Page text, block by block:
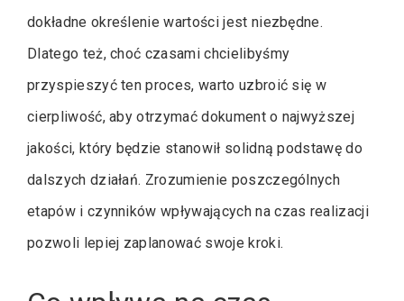
dokładne określenie wartości jest niezbędne.
Dlatego też, choć czasami chcielibyśmy
przyspieszyć ten proces, warto uzbroić się w
cierpliwość, aby otrzymać dokument o najwyższej
jakości, który będzie stanowił solidną podstawę do
dalszych działań. Zrozumienie poszczególnych
etapów i czynników wpływających na czas realizacji
pozwoli lepiej zaplanować swoje kroki.